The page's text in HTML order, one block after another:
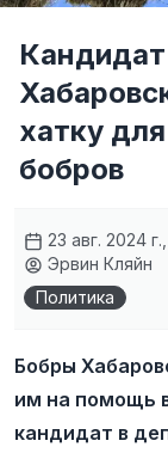
хатку
бобров
23 авг. 2024
Эрвин Кляйн
Политика
Бобры
им на помощь
кандидат в